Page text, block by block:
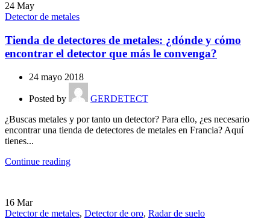
24 May
Detector de metales
Tienda de detectores de metales: ¿dónde y cómo
encontrar el detector que más le convenga?
24 mayo 2018
Posted by
GERDETECT
¿Buscas metales y por tanto un detector? Para ello, ¿es necesario
encontrar una tienda de detectores de metales en Francia? Aquí
tienes...
Continue reading
16 Mar
Detector de metales, Detector de oro, Radar de suelo